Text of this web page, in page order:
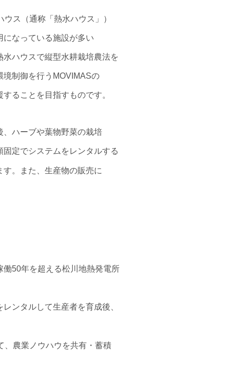
ス（通称「熱水ハウス」）
なっている施設が多い
ハウスで縦型水耕栽培農法を
制御を行うMOVIMASの
ることを目指すものです。
ハーブや葉物野菜の栽培
定でシステムをレンタルする
。また、生産物の販売に
働50年を超える松川地熱発電所
ンタルして生産者を育成後、
、農業ノウハウを共有・蓄積